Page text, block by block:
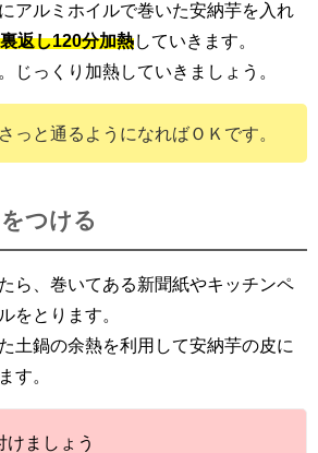
アルミホイルで巻いた安納芋を入れ
返し120分加熱していきます。
じっくり加熱していきましょう。
っと通るようになればＯＫです。
つける
ら、巻いてある新聞紙やキッチンペ
をとります。
土鍋の余熱を利用して安納芋の皮に
す。
ましょう